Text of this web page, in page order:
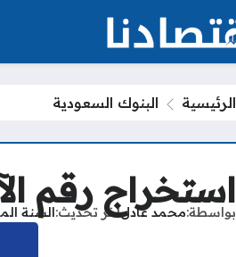
الرئيسية البنوك السعودية
استخراج رقم
بواسطة محمد عادلآخر تحديث السنة